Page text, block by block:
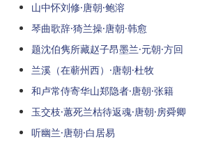
山中怀刘修·唐朝·鲍溶
琴曲歌辞·猗兰操·唐朝·韩愈
题沈伯隽所藏赵子昂墨兰·元朝·方回
兰溪（在蕲州西）·唐朝·杜牧
和卢常侍寄华山郑隐者·唐朝·张籍
玉交枝·蕙死兰枯待返魂·唐朝·房舜卿
听幽兰·唐朝·白居易